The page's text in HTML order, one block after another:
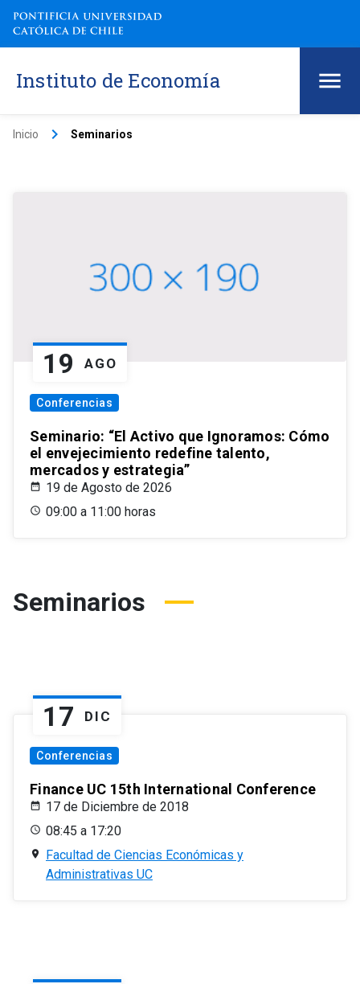
Instituto de Economía
Inicio keyboard_arrow_right Seminarios
19 AGO
Conferencias
Seminario: “El Activo que Ignoramos: Cómo
el envejecimiento redefine talento,
mercados y estrategia”
19 de Agosto de 2026
09:00 a 11:00 horas
Seminarios
17 DIC
Conferencias
Finance UC 15th International Conference
17 de Diciembre de 2018
08:45 a 17:20
Facultad de Ciencias Económicas y
Administrativas UC